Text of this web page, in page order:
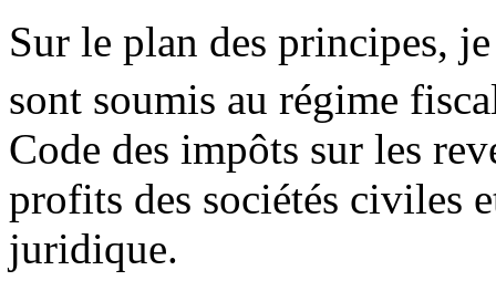
Sur le plan des principes,
sont soumis au régime
Code des impôts sur les
profits des sociétés civiles
juridique.